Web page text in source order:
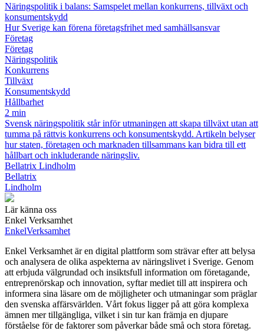
Näringspolitik i balans: Samspelet mellan konkurrens, tillväxt och
konsumentskydd
Hur Sverige kan förena företagsfrihet med samhällsansvar
Företag
Företag
Näringspolitik
Konkurrens
Tillväxt
Konsumentskydd
Hållbarhet
2 min
Svensk näringspolitik står inför utmaningen att skapa tillväxt utan att
tumma på rättvis konkurrens och konsumentskydd. Artikeln belyser
hur staten, företagen och marknaden tillsammans kan bidra till ett
hållbart och inkluderande näringsliv.
Bellatrix Lindholm
Bellatrix
Lindholm
Lär känna oss
Enkel Verksamhet
EnkelVerksamhet
Enkel Verksamhet är en digital plattform som strävar efter att belysa
och analysera de olika aspekterna av näringslivet i Sverige. Genom
att erbjuda välgrundad och insiktsfull information om företagande,
entreprenörskap och innovation, syftar mediet till att inspirera och
informera sina läsare om de möjligheter och utmaningar som präglar
den svenska affärsvärlden. Vårt fokus ligger på att göra komplexa
ämnen mer tillgängliga, vilket i sin tur kan främja en djupare
förståelse för de faktorer som påverkar både små och stora företag.